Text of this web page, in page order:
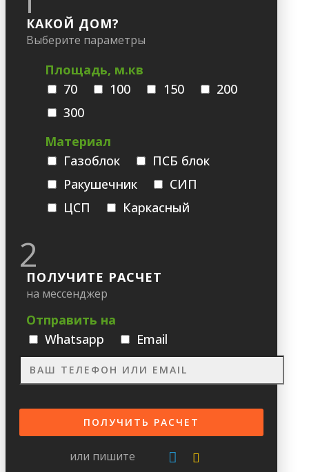
КАКОЙ ДОМ?
Выберите параметры
Площадь, м.кв
70
100 150
200
300
Материал
Газоблок
ПСБ блок
Ракушечник
СИП
ЦСП
Каркасный
2
ПОЛУЧИТЕ РАСЧЕТ
на мессенджер
Отправить на
Whatsapp
Email
или пишите